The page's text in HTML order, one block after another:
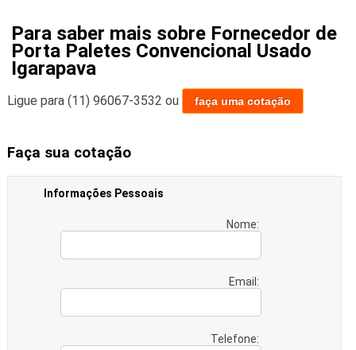
Para saber mais sobre Fornecedor de
Porta Paletes Convencional Usado
Igarapava
Ligue para (11) 96067-3532 ou faça uma cotação
Faça sua cotação
Informações Pessoais
Nome:
Email:
Telefone: